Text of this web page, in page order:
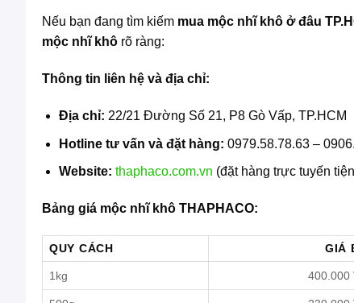
Nếu bạn đang tìm kiếm mua mộc nhĩ khô ở đâu
mộc nhĩ khô rõ ràng:
Thông tin liên hệ và địa chỉ:
Địa chỉ: 22/21 Đường Số 21, P8 Gò Vấp, TP.HCM
Hotline tư vấn và đặt hàng: 0979.58.78.63 –
Website: thaphaco.com.vn (đặt hàng trực tuyến
Bảng giá mộc nhĩ khô THAPHACO:
QUY CÁCH GIÁ
1kg 400.000